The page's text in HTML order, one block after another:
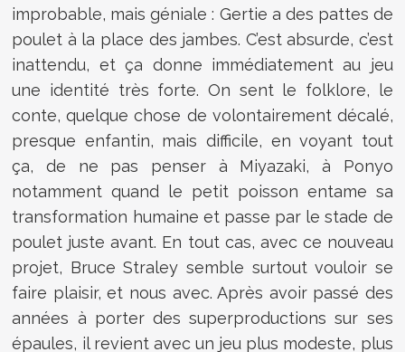
improbable, mais géniale : Gertie a des pattes de
poulet à la place des jambes. C’est absurde, c’est
inattendu, et ça donne immédiatement au jeu
une identité très forte. On sent le folklore, le
conte, quelque chose de volontairement décalé,
presque enfantin, mais difficile, en voyant tout
ça, de ne pas penser à Miyazaki, à Ponyo
notamment quand le petit poisson entame sa
transformation humaine et passe par le stade de
poulet juste avant. En tout cas, avec ce nouveau
projet, Bruce Straley semble surtout vouloir se
faire plaisir, et nous avec. Après avoir passé des
années à porter des superproductions sur ses
épaules, il revient avec un jeu plus modeste, plus